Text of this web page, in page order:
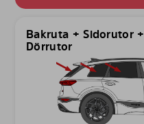
Bakruta + Sidorutor +
Dörrutor